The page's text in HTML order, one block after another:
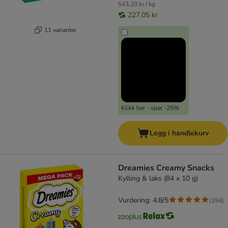
11 varianter
543,20 kr / kg
227,05 kr
Klikk her - spar -25%
Legg i handlekurv
Dreamies Creamy Snacks
Kylling & laks (84 x 10 g)
Vurdering: 4.8/5 (294)